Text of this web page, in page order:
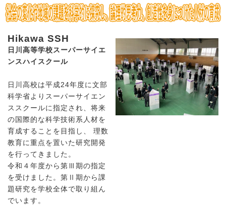
Hikawa SSH
日川高等学校スーパーサイエ
ンスハイスクール
日川高校は平成24年度に文部
科学省よりスーパーサイエン
ススクールに指定され、将来
の国際的な科学技術系人材を
育成することを目指し、 理数
教育に重点を置いた研究開発
を行ってきました。
令和４年度から第Ⅲ期の指定
を受けました。第Ⅱ期から課
題研究を学校全体で取り組ん
でいます。